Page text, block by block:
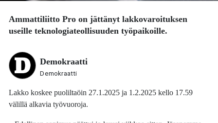
Ammattiliitto Pro on jättänyt lakkovaroituksen
useille teknologiateollisuuden työpaikoille.
Demokraatti
Demokraatti
Lakko koskee puoliltaöin 27.1.2025 ja 1.2.2025 kello 17.59
välillä alkavia työvuoroja.